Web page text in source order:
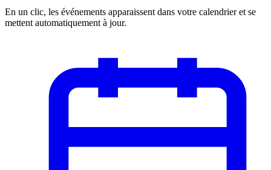
En un clic, les événements apparaissent dans votre calendrier et se
mettent automatiquement à jour.